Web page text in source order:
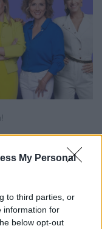
My Personal
to third parties, or
information for
below opt-out
között